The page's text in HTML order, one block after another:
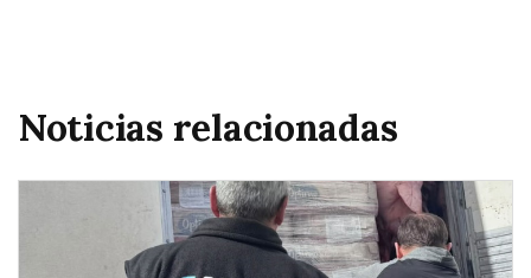
Noticias relacionadas